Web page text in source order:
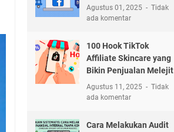
Agustus 01, 2025
Tidak
ada komentar
100 Hook TikTok
Affiliate Skincare yang
Bikin Penjualan Melejit
Agustus 11, 2025
Tidak
ada komentar
Cara Melakukan Audit